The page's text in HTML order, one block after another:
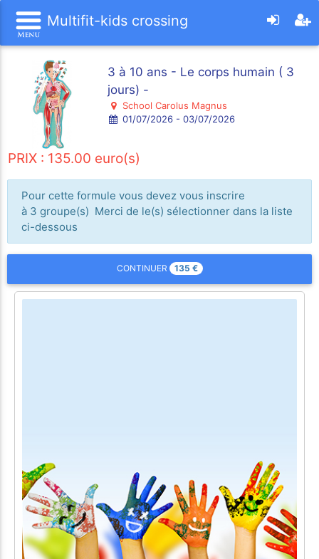
Multifit-kids crossing
3 à 10 ans - Le corps humain ( 3
jours) -
School Carolus Magnus
01/07/2026 - 03/07/2026
PRIX : 135.00 euro(s)
Pour cette formule vous devez vous inscrire
à 3 groupe(s) Merci de le(s) sélectionner dans la liste
ci-dessous
CONTINUER 135 €